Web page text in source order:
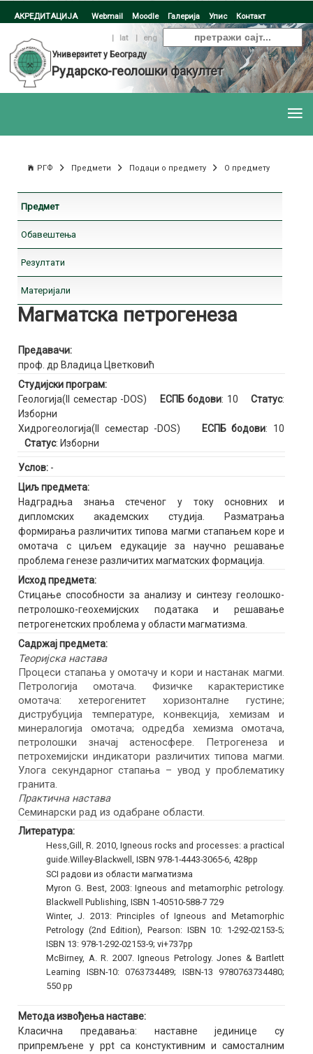
АКРЕДИТАЦИЈА Webmail Moodle Галерија Упис Контакт
| lat |
eng
Универзитет у Београду
Рударско-геолошки факултет
РГФ Предмети Подаци о предмету О предмету
Предмет
Обавештења
Резултати
Материјали
Магматска петрогенеза
Предавачи:
проф. др Владица Цветковић
Студијски програм:
Геологија(II семестар -DOS)
ЕСПБ бодови: 10Статус:
Изборни
Хидрогеологија(II семестар -DOS)
ЕСПБ бодови: 10
Статус: Изборни
Услов: -
Циљ предмета:
Надградња знања стеченог у току основних и
дипломских академских студија. Разматрања
формирања различитих типова магми стапањем коре и
омотача с циљем едукације за научно решавање
проблема генезе различитих магматских формација.
Исход предмета:
Стицање способности за анализу и синтезу геолошко-
петролошко-геохемијских података и решавање
петрогенетских проблема у области магматизма.
Садржај предмета:
Теоријска настава
Процеси стапања у омотачу и кори и настанак магми.
Петрологија омотача. Физичке карактеристике
омотача: хетерогенитет хоризонталне густине;
диструбуција температуре, конвекција, хемизам и
минералогија омотача; одредба хемизма омотача,
петролошки значај астеносфере. Петрогенеза и
петрохемијски индикатори различитих типова магми.
Улога секундарног стапања – увод у проблематику
гранита.
Практична настава
Семинарски рад из одабране области.
Литература:
Hess,Gill, R. 2010, Igneous rocks and processes: a practical
guide.Willey-Blackwell, ISBN 978-1-4443-3065-6, 428pp
SCI радови из области магматизма
Myron G. Best, 2003: Igneous and metamorphic petrology.
Blackwell Publishing, ISBN 1-40510-588-7 729
Winter, J. 2013: Principles of Igneous and Metamorphic
Petrology (2nd Edition), Pearson: ISBN 10: 1-292-02153-5;
ISBN 13: 978-1-292-02153-9; vi+737pp
McBirney, A. R. 2007. Igneous Petrology. Jones & Bartlett
Learning ISBN-10: 0763734489; ISBN-13 9780763734480;
550 pp
Метода извођења наставе:
Класична предавања: наставне јединице су
припремљене у ppt са констуктивним и самосталним